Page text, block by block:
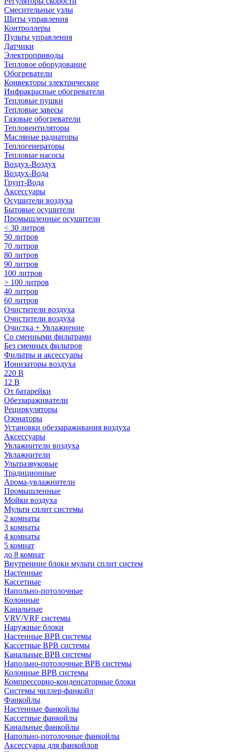
Смесительные узлы
Щиты управления
Контроллеры
Пульты управления
Датчики
Электроприводы
Тепловое оборудование
Обогреватели
Конвекторы электрические
Инфракрасные обогреватели
Тепловые пушки
Тепловые завесы
Газовые обогреватели
Тепловентиляторы
Масляные радиаторы
Теплогенераторы
Тепловые насосы
Воздух-Воздух
Воздух-Вода
Грунт-Вода
Аксессуары
Осушители воздуха
Бытовые осушители
Промышленные осушители
< 30 литров
50 литров
70 литров
80 литров
90 литров
100 литров
> 100 литров
40 литров
60 литров
Очистители воздуха
Очистители воздуха
Очистка + Увлажнение
Cо сменными фильтрами
Без сменных фильтров
Фильтры и аксессуары
Ионизаторы воздуха
220 В
12 В
От батарейки
Обеззараживатели
Рециркуляторы
Озонаторы
Установки обеззараживания воздуха
Аксессуары
Увлажнители воздуха
Увлажнители
Ультразвуковые
Традиционные
Арома-увлажнители
Промышленные
Мойки воздуха
Мульти сплит системы
2 комнаты
3 комнаты
4 комнаты
5 комнат
до 8 комнат
Внутренние блоки мульти сплит систем
Настенные
Кассетные
Напольно-потолочные
Колонные
Канальные
VRV/VRF системы
Наружные блоки
Настенные ВРВ системы
Кассетные ВРВ системы
Канальные ВРВ системы
Напольно-потолочные ВРВ системы
Колонные ВРВ системы
Компрессорно-конденсаторные блоки
Системы чиллер-фанкойл
Фанкойлы
Настенные фанкойлы
Кассетные фанкойлы
Канальные фанкойлы
Напольно-потолочные фанкойлы
Аксессуары для фанкойлов